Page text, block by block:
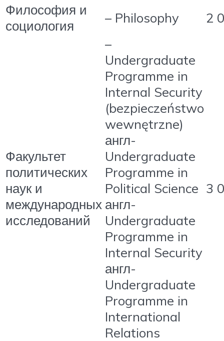
Философия и
социология
– Philosophy 2
Факультет
политических
наук и
международных
исследований
–
Undergraduate
Programme in
Internal Security
(bezpieczeństwo
wewnętrzne)
англ-
Undergraduate
Programme in
Political Science
англ-
Undergraduate
Programme in
Internal Security
англ-
Undergraduate
Programme in
International
Relations
3